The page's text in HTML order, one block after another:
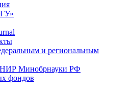
и региональным
НИР Минобрнауки РФ
фондов